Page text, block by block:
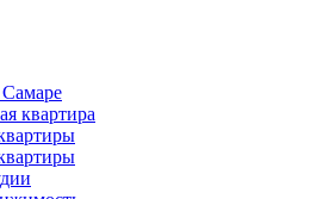
квартира